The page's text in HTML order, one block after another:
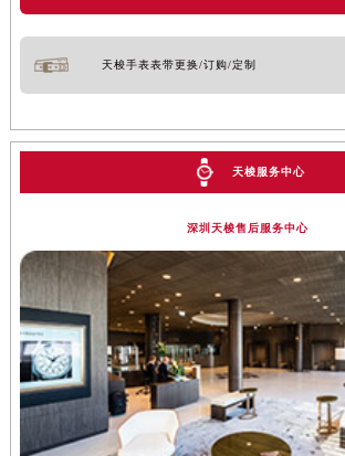
天梭手表表带更换/订购/定制
天梭服务中心
深圳天梭售后服务中心